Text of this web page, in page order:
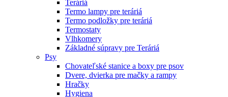
Teráriá
Termo lampy pre teráriá
Termo podložky pre teráriá
Termostaty
Vlhkomery
Základné súpravy pre Teráriá
Psy
Chovateľské stanice a boxy pre psov
Dvere, dvierka pre mačky a rampy
Hračky
Hygiena